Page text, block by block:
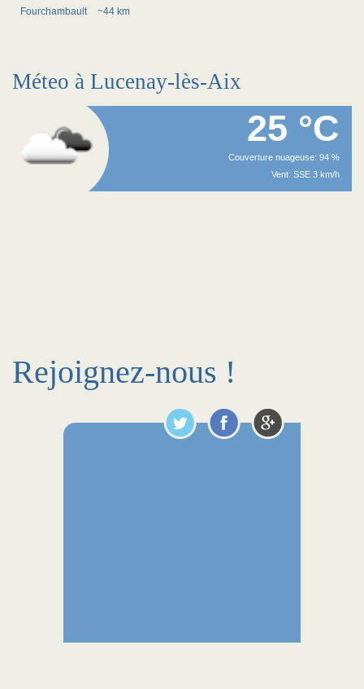
Fourchambault
~44 km
Méteo à Lucenay-lès-Aix
25 °C
Couverture nuageuse: 94 %
Vent: SSE 3 km/h
Rejoignez-nous !